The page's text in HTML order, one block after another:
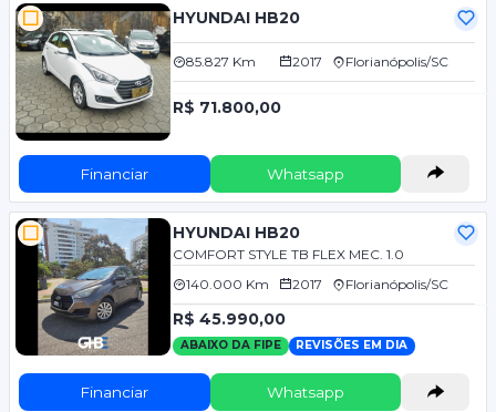
HYUNDAI HB20
85.827 Km 2017 Florianópolis/SC
R$ 71.800,00
Financiar Whatsapp
HYUNDAI HB20
COMFORT STYLE TB FLEX MEC. 1.0
140.000 Km
2017 Florianópolis/SC
R$ 45.990,00
ABAIXO DA FIPE REVISÕES EM DIA
Financiar Whatsapp